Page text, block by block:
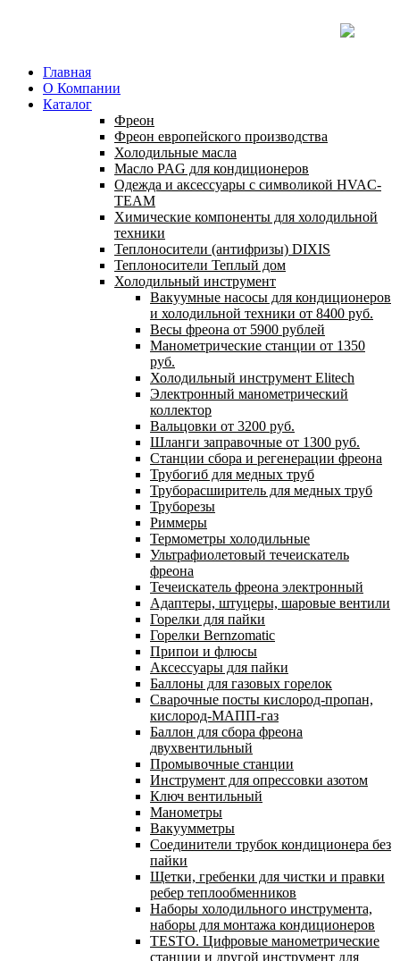
Главная
О Компании
Каталог
Фреон
Фреон европейского производства
Холодильные масла
Масло PAG для кондиционеров
Одежда и аксессуары с символикой HVAC-
TEAM
Химические компоненты для холодильной
техники
Теплоносители (антифризы) DIXIS
Теплоносители Теплый дом
Холодильный инструмент
Вакуумные насосы для кондиционеров
и холодильной техники от 8400 руб.
Весы фреона от 5900 рублей
Манометрические станции от 1350
руб.
Холодильный инструмент Elitech
Электронный манометрический
коллектор
Вальцовки от 3200 руб.
Шланги заправочные от 1300 руб.
Станции сбора и регенерации фреона
Трубогиб для медных труб
Труборасширитель для медных труб
Труборезы
Риммеры
Термометры холодильные
Ультрафиолетовый течеискатель
фреона
Течеискатель фреона электронный
Адаптеры, штуцеры, шаровые вентили
Горелки для пайки
Горелки Bernzomatic
Припои и флюсы
Аксессуары для пайки
Баллоны для газовых горелок
Сварочные посты кислород-пропан,
кислород-МАПП-газ
Баллон для сбора фреона
двухвентильный
Промывочные станции
Инструмент для опрессовки азотом
Ключ вентильный
Манометры
Вакуумметры
Соединители трубок кондиционера без
пайки
Щетки, гребенки для чистки и правки
ребер теплообменников
Наборы холодильного инструмента,
наборы для монтажа кондиционеров
TESTO. Цифровые манометрические
станции и другой инструмент для